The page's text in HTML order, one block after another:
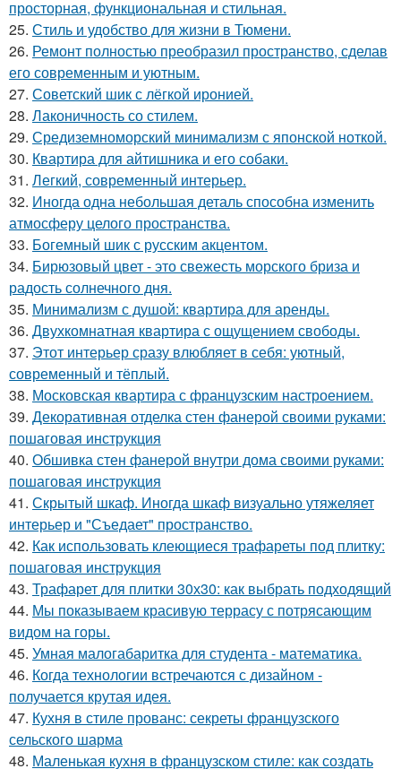
просторная, функциональная и стильная.
25. Стиль и удобство для жизни в Тюмени.
26. Ремонт полностью преобразил пространство, сделав
его современным и уютным.
27. Советский шик с лёгкой иронией.
28. Лаконичность со стилем.
29. Средиземноморский минимализм с японской ноткой.
30. Квартира для айтишника и его собаки.
31. Легкий, современный интерьер.
32. Иногда одна небольшая деталь способна изменить
атмосферу целого пространства.
33. Богемный шик с русским акцентом.
34. Бирюзовый цвет - это свежесть морского бриза и
радость солнечного дня.
35. Минимализм с душой: квартира для аренды.
36. Двухкомнатная квартира с ощущением свободы.
37. Этот интерьер сразу влюбляет в себя: уютный,
современный и тёплый.
38. Московская квартира с французским настроением.
39. Декоративная отделка стен фанерой своими руками:
пошаговая инструкция
40. Обшивка стен фанерой внутри дома своими руками:
пошаговая инструкция
41. Скрытый шкаф. Иногда шкаф визуально утяжеляет
интерьер и "Съедает" пространство.
42. Как использовать клеющиеся трафареты под плитку:
пошаговая инструкция
43. Трафарет для плитки 30х30: как выбрать подходящий
44. Мы показываем красивую террасу с потрясающим
видом на горы.
45. Умная малогабаритка для студента - математика.
46. Когда технологии встречаются с дизайном -
получается крутая идея.
47. Кухня в стиле прованс: секреты французского
сельского шарма
48. Маленькая кухня в французском стиле: как создать